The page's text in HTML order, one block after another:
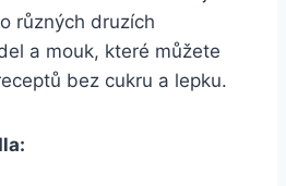
různých druzích
a mouk, které můžete
bez cukru a lepku.